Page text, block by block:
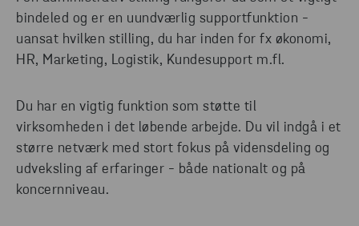
bindeled og er en uundværlig supportfunktion -
uansat hvilken stilling, du har inden for fx økonomi,
HR, Marketing, Logistik, Kundesupport m.fl.
Du har en vigtig funktion som støtte til
virksomheden i det løbende arbejde. Du vil indgå i et
større netværk med stort fokus på vidensdeling og
udveksling af erfaringer - både nationalt og på
koncernniveau.